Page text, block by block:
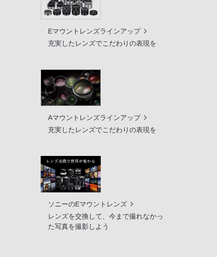
Eマウントレンズラインアップ
充実したレンズでこだわりの表現を
Aマウントレンズラインアップ
充実したレンズでこだわりの表現を
ソニーのEマウントレンズ
レンズを交換して、今まで撮れなかっ
た写真を撮影しよう